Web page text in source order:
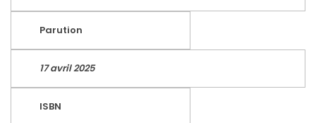
Parution
17 avril 2025
ISBN